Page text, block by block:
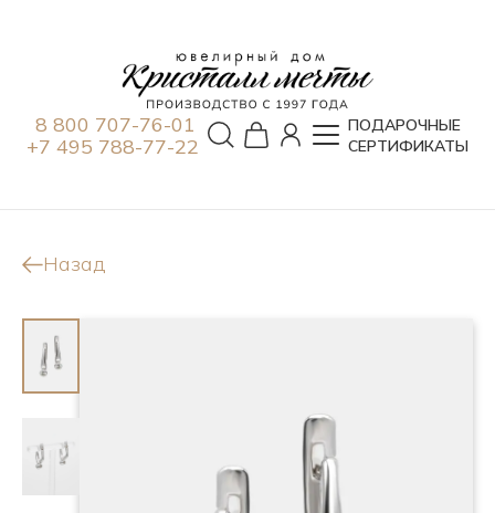
8 800 707-76-01
+7 495 788-77-22
ПОДАРОЧНЫЕ
СЕРТИФИКАТЫ
Назад